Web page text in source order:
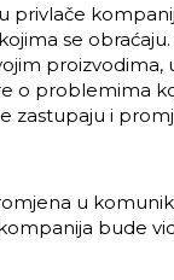
privlače
se
proizvodima,
o problemima
zastupaju i
u
bude